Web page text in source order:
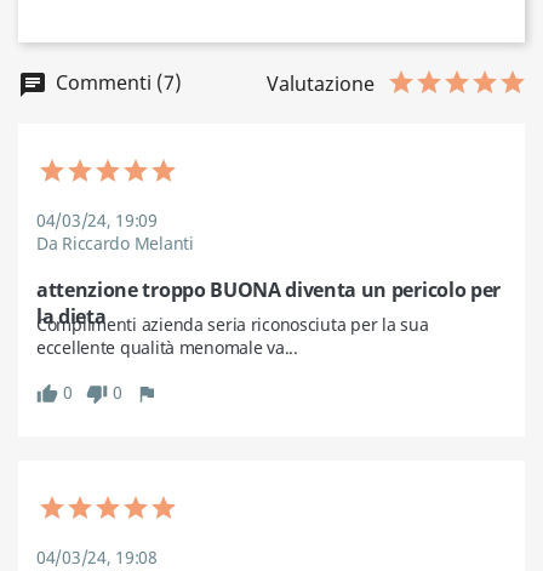
chat Commenti (7) Valutazione
04/03/24, 19:09
Da Riccardo Melanti
attenzione troppo BUONA diventa un pericolo per
la dieta
Complimenti azienda seria riconosciuta per la sua
eccellente qualità menomale va...
thumb_up 0 thumb_down 0 flag
04/03/24, 19:08